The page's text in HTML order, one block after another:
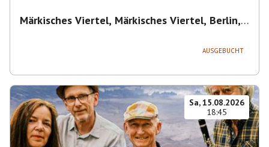
Märkisches Viertel, Märkisches Viertel, Berlin,
AUSGEBUCHT
Sa, 15.08.2026
18:45